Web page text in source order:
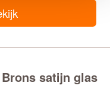
Brons satijn glas